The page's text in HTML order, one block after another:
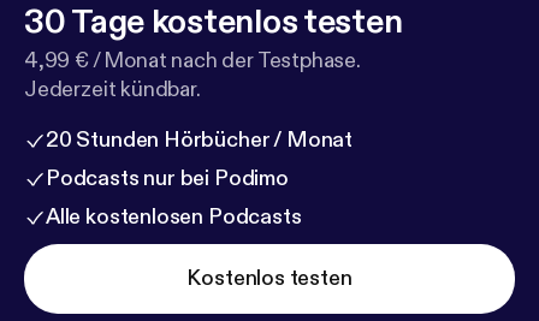
30 Tage kostenlos testen
4,99 € / Monat nach der Testphase.
Jederzeit kündbar.
20 Stunden Hörbücher / Monat
Podcasts nur bei Podimo
Alle kostenlosen Podcasts
Kostenlos testen